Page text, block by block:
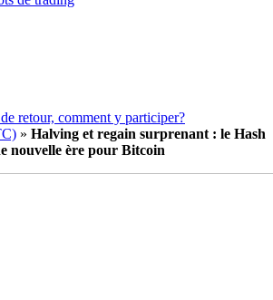
» Halving et regain surprenant : le Hash
nouvelle ère pour Bitcoin